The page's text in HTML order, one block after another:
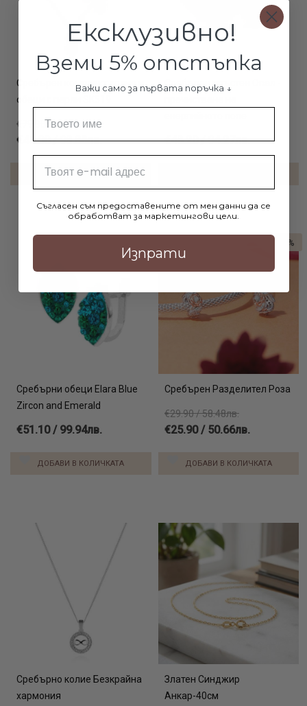
Сребърен комплект колие и
обеци с перли SK519
€79.90 / 156.27лв.
€48.00 / 93.88лв.
ДОБАВИ В КОЛИЧКАТА
Сребърен пръстен Опал -
€48.20 / 94.27лв.
Сребърни обеци Elara Blue
Zircon and Emerald
€51.10 / 99.94лв.
ДОБАВИ В КОЛИЧКАТА
Сребърен Разделител Роза
€29.90 / 58.48лв.
€25.90 / 50.66лв.
ДОБАВИ В КОЛИЧКАТА
-13%
Сребърно колие Безкрайна
хармония
Златен Синджир
Анкар-40см
Ексклузивно!
Вземи 5% отстъпка
Важи само за първата поръчка ↓
Съгласен съм предоставените от мен данни да се
обработват за маркетингови цели.
Изпрати